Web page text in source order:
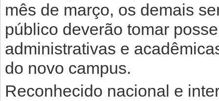
mês de março, os demais
público deverão tomar
administrativas e
do novo campus.
Reconhecido nacional e